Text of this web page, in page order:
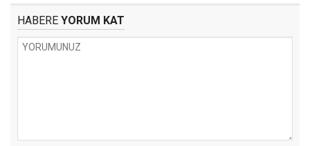
HABERE YORUM KAT